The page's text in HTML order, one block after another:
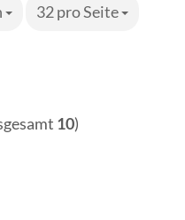
32 pro Seite
pro Seite
10)